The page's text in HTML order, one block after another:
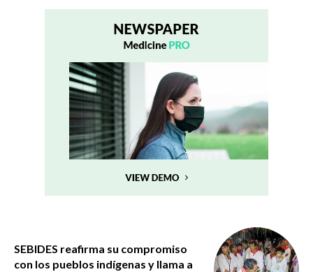
SEBIDES reafirma su compromiso
con los pueblos indígenas y llama a